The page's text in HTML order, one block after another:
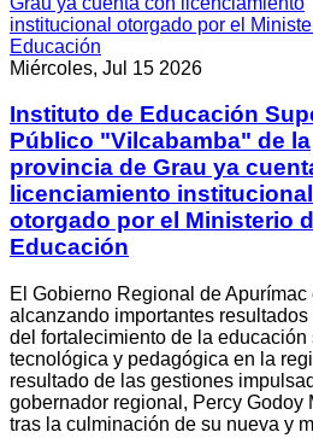
Miércoles, Jul 15 2026
Instituto de Educación
Público "Vilcabamba" de la
provincia de Grau ya
licenciamiento institucional
otorgado por el Ministerio
Educación
El Gobierno Regional de Apurímac
alcanzando importantes resultados
del fortalecimiento de la educación
tecnológica y pedagógica en la
resultado de las gestiones
gobernador regional, Percy Godoy
tras la culminación de su nueva y